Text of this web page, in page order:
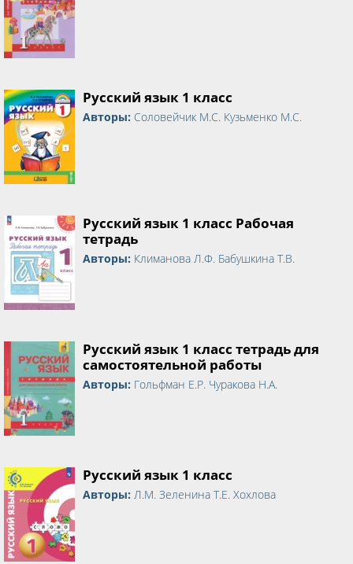
Русский язык 1 класс
Авторы: Соловейчик М.С. Кузьменко М.С.
Русский язык 1 класс Рабочая
тетрадь
Авторы: Климанова Л.Ф. Бабушкина Т.В.
Русский язык 1 класс тетрадь для
самостоятельной работы
Авторы: Гольфман Е.Р. Чуракова Н.А.
Русский язык 1 класс
Авторы: Л.М. Зеленина Т.Е. Хохлова